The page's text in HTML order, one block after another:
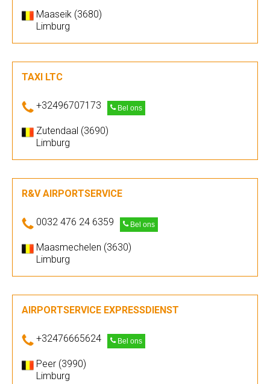
Maaseik (3680)
Limburg
TAXI LTC
+32496707173 Bel ons
Zutendaal (3690)
Limburg
R&V AIRPORTSERVICE
0032 476 24 6359 Bel ons
Maasmechelen (3630)
Limburg
AIRPORTSERVICE EXPRESSDIENST
+32476665624 Bel ons
Peer (3990)
Limburg